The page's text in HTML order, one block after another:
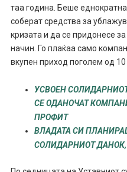
таа година. Беше
соберат средства за
кризата и да се придонесе
начин. Го плаќаа само
вкупен приход поголем од
УСВОЕН
СЕ ОДАНОЧАТ
ПРОФИТ
ВЛАДАТА СИ
СОЛИДАРНИОТ